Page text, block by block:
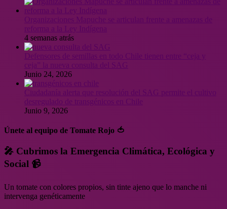
Organizaciones Mapuche se articulan frente a amenazas de
4 semanas atrás
Junio 24, 2026
Ciudadanía alerta que resolución del SAG permite el cultivo
desregulado de transgénicos en Chile
Junio 9, 2026
Únete al equipo de Tomate Rojo 🍅
🎤 Cubrimos la Emergencia Climática, Ecológica y
Social 📹
Un tomate con colores propios, sin tinte ajeno que lo manche ni
intervenga genéticamente